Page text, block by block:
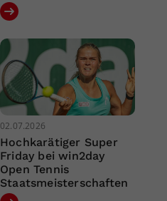
02.07.2026
Hochkarätiger Super
Friday bei win2day
Open Tennis
Staatsmeisterschaften